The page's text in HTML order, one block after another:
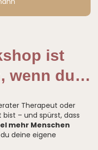
ist
wenn du…
Therapeut oder
– und spürst, dass
mehr Menschen
deine eigene